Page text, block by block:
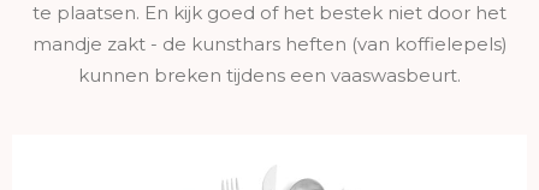
te plaatsen. En kijk goed of het bestek niet door het
mandje zakt - de kunsthars heften (van koffielepels)
kunnen breken tijdens een vaaswasbeurt.